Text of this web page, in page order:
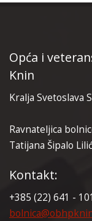
Opća i
Knin
Kralja Svetoslava
Ravnateljica
Tatijana Šipalo
Kontakt:
+385 (22) 641 - 101